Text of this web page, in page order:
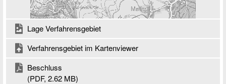
Lage Verfahrensgebiet
Verfahrensgebiet im Kartenviewer
Beschluss
(PDF, 2.62 MB)